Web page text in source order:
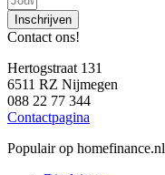
Inschrijven
Contact ons!
Hertogstraat 131
6511 RZ Nijmegen
088 22 77 344
Contactpagina
Populair op homefinance.nl